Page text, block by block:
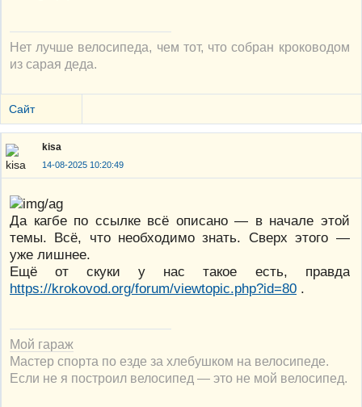
Нет лучше велосипеда, чем тот, что собран кроководом
из сарая деда.
Сайт
kisa
14-08-2025 10:20:49
Да кагбе по ссылке всё описано — в начале этой
темы. Всё, что необходимо знать. Сверх этого —
уже лишнее.
Ещё от скуки у нас такое есть, правда
https://krokovod.org/forum/viewtopic.php?id=80 .
Мой гараж
Мастер спорта по езде за хлебушком на велосипеде.
Если не я построил велосипед — это не мой велосипед.